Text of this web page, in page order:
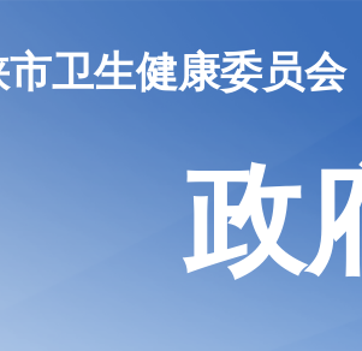
卫生健康委员会
政